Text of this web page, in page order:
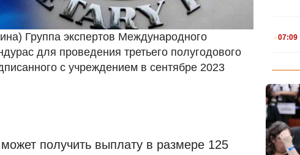
Группа экспертов Международного
для проведения третьего полугодового
с учреждением в сентябре 2023
получить выплату в размере 125
.07:09